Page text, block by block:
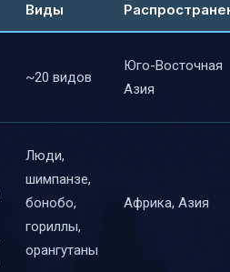
Виды
~20 видов
Юго-Восточная
Азия
Люди,
шимпанзе,
бонобо,
гориллы,
орангутаны
Африка, Азия